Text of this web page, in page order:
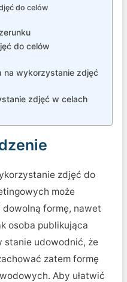
do celów
do celów
na wykorzystanie zdjęć
zdjęć w celach
zdjęć do
może
dowolną formę, nawet
osoba publikująca
stanie udowodnić, że
zatem formę
Aby ułatwić